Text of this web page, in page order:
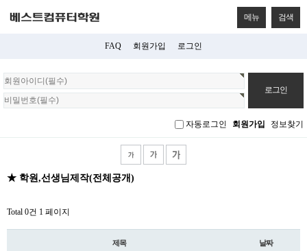
메뉴 검색
FAQ 회원가입 로그인
회
원
로
자동로그인 회원가입 정보찾기
★ 학원,선생님제작(전체공개)
Total 0건 1 페이지
제목 날짜